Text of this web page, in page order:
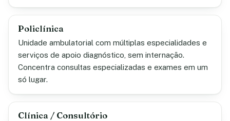
Policlínica
Unidade ambulatorial com múltiplas especialidades e
serviços de apoio diagnóstico, sem internação.
Concentra consultas especializadas e exames em um
só lugar.
Clínica / Consultório